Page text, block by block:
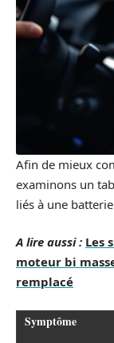
Afin de mieux
examinons un
liés à une
A lire aussi : Les
moteur bi
remplacé
Symptôme